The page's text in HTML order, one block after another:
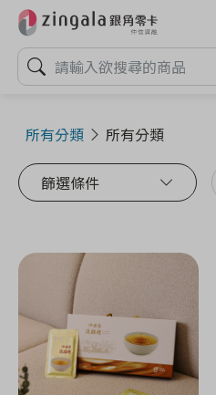
所有分類 所有分類
篩選條件